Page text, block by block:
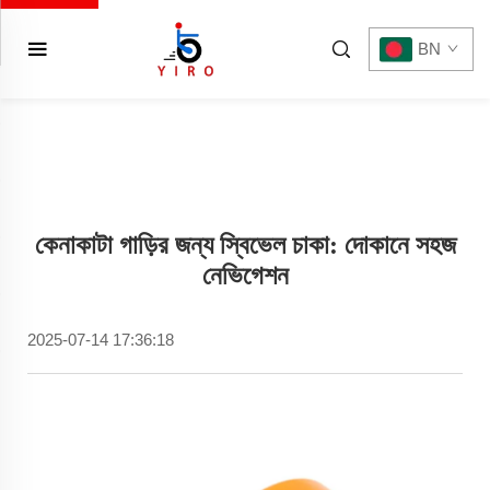
BN
কেনাকাটা গাড়ির জন্য স্বিভেল চাকা: দোকানে সহজ
নেভিগেশন
2025-07-14 17:36:18